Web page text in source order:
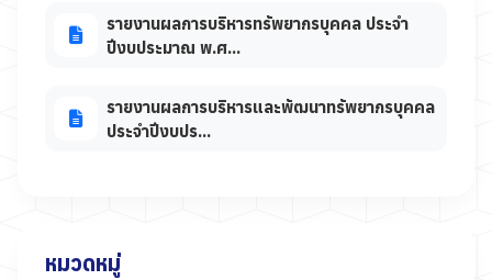
รายงานผลการบริหารทรัพยากรบุคคล ประจำ
ปีงบประมาณ พ.ศ...
รายงานผลการบริหารและพัฒนาทรัพยากรบุคคล
ประจำปีงบปร...
หมวดหมู่